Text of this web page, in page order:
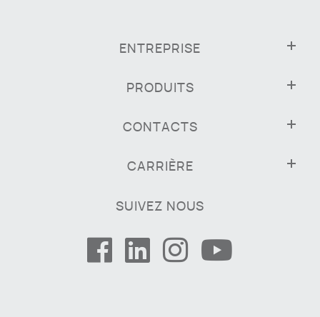
ENTREPRISE
PRODUITS
CONTACTS
CARRIÈRE
SUIVEZ NOUS